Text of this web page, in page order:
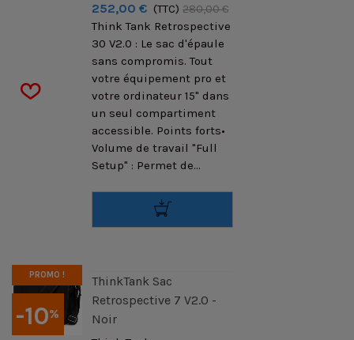
252,00 € (TTC) 280,00 €
Think Tank Retrospective
30 V2.0 : Le sac d'épaule
sans compromis. Tout
votre équipement pro et
votre ordinateur 15" dans
un seul compartiment
accessible. Points forts•
Volume de travail "Full
Setup" : Permet de...
-10%
PROMO !
ThinkTank Sac
Retrospective 7 V2.0 -
Noir